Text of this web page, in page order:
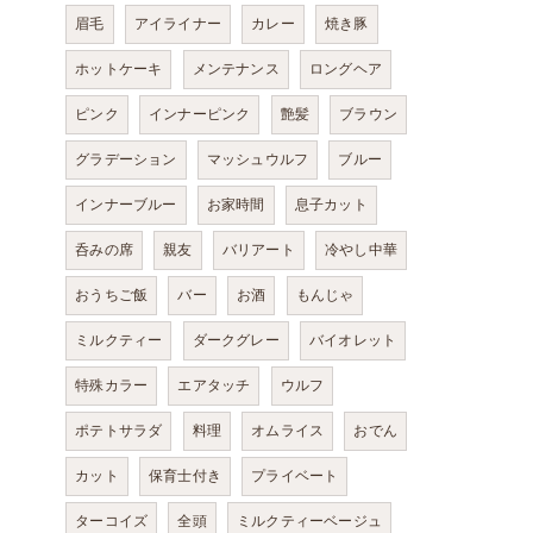
眉毛 アイライナー カレー 焼き豚
ホットケーキ メンテナンス ロングヘア
ピンク インナーピンク 艶髪 ブラウン
グラデーション マッシュウルフ ブルー
インナーブルー お家時間 息子カット
呑みの席 親友 バリアート 冷やし中華
おうちご飯 バー お酒 もんじゃ
ミルクティー ダークグレー バイオレット
特殊カラー エアタッチ ウルフ
ポテトサラダ 料理 オムライス おでん
カット 保育士付き プライベート
ターコイズ 全頭 ミルクティーベージュ